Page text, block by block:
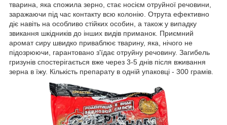
тварина, яка спожила зерно, стає носієм отруйної речовини,
заражаючи під час контакту всю колонію. Отрута ефективно
діє навіть на особливо стійких особин, а також у випадку
звикання шкідників до інших видів приманок. Приємний
аромат сиру швидко приваблює тварину, яка, нічого не
підозрюючи, гарантовано з'їдає отруйну речовину. Загибель
гризунів спостерігається вже через 3-5 днів після вживання
зерна в їжу. Кількість препарату в одній упаковці - 300 грамів.